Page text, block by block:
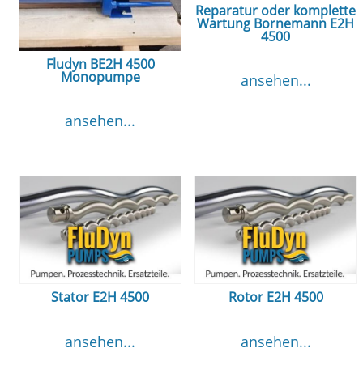
Fludyn BE2H 4500
Monopumpe
ansehen...
Reparatur oder komplette
Wartung Bornemann E2H
4500
ansehen...
Stator E2H 4500
ansehen...
Rotor E2H 4500
ansehen...